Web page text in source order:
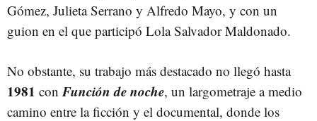
Gómez, Julieta Serrano y Alfredo Mayo, y con un
guion en el que participó Lola Salvador Maldonado.
No obstante, su trabajo más destacado no llegó hasta
1981 con Función de noche, un largometraje a medio
camino entre la ficción y el documental, donde los